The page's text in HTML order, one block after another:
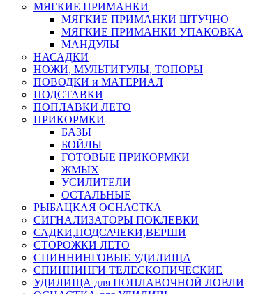
МЯГКИЕ ПРИМАНКИ
МЯГКИЕ ПРИМАНКИ ШТУЧНО
МЯГКИЕ ПРИМАНКИ УПАКОВКА
МАНДУЛЫ
НАСАДКИ
НОЖИ, МУЛЬТИТУЛЫ, ТОПОРЫ
ПОВОДКИ и МАТЕРИАЛ
ПОДСТАВКИ
ПОПЛАВКИ ЛЕТО
ПРИКОРМКИ
БАЗЫ
БОЙЛЫ
ГОТОВЫЕ ПРИКОРМКИ
ЖМЫХ
УСИЛИТЕЛИ
ОСТАЛЬНЫЕ
РЫБАЦКАЯ ОСНАСТКА
СИГНАЛИЗАТОРЫ ПОКЛЕВКИ
САДКИ,ПОДСАЧЕКИ,ВЕРШИ
СТОРОЖКИ ЛЕТО
СПИННИНГОВЫЕ УДИЛИЩА
СПИННИНГИ ТЕЛЕСКОПИЧЕСКИЕ
УДИЛИЩА для ПОПЛАВОЧНОЙ ЛОВЛИ